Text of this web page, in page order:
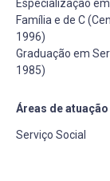
Especialização
Família e de C
1996)
Graduação em
1985)
Áreas de atuação
Serviço Social